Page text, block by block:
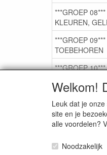
Welkom!
Leuk dat je
site en je
alle voordelen?
Noodzakelijk
***GROEP
KLEUREN,
***GROEP
TOEBEHOREN
***GROEP
Service
Artikelgroepen